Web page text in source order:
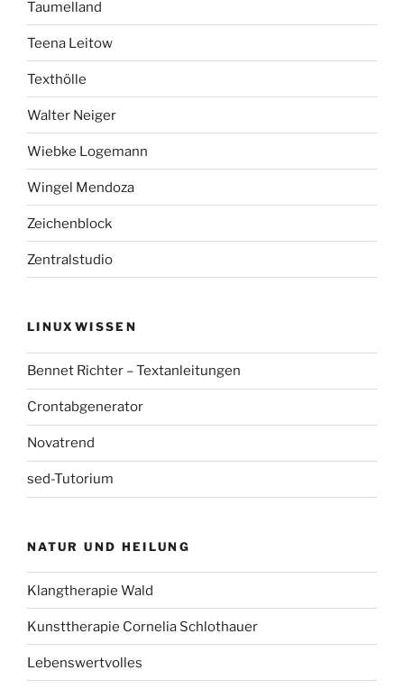
Taumelland
Teena Leitow
Texthölle
Walter Neiger
Wiebke Logemann
Wingel Mendoza
Zeichenblock
Zentralstudio
LINUXWISSEN
Bennet Richter – Textanleitungen
Crontabgenerator
Novatrend
sed-Tutorium
NATUR UND HEILUNG
Klangtherapie Wald
Kunsttherapie Cornelia Schlothauer
Lebenswertvolles